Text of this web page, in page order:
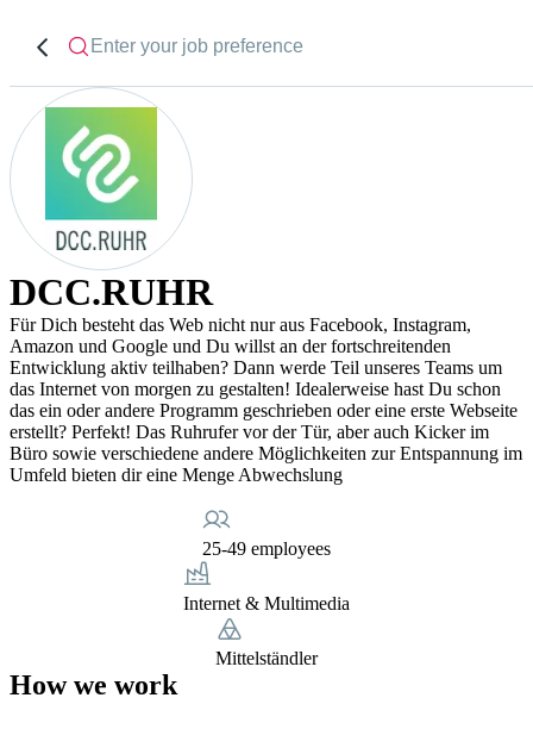
DCC.RUHR
Für Dich besteht das Web nicht nur aus Facebook, Instagram,
Amazon und Google und Du willst an der fortschreitenden
Entwicklung aktiv teilhaben? Dann werde Teil unseres Teams um
das Internet von morgen zu gestalten! Idealerweise hast Du schon
das ein oder andere Programm geschrieben oder eine erste Webseite
erstellt? Perfekt! Das Ruhrufer vor der Tür, aber auch Kicker im
Büro sowie verschiedene andere Möglichkeiten zur Entspannung im
Umfeld bieten dir eine Menge Abwechslung
25-49 employees
Internet & Multimedia
Mittelständler
How we work